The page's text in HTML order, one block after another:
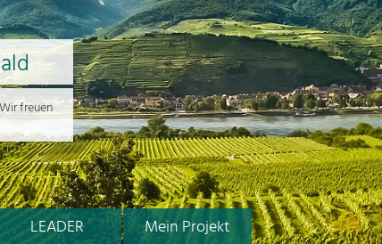
LEADER Mein Projekt
freuen